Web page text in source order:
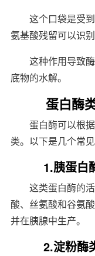
这个口袋是受
氨基酸残留可以识
这种作用导致
底物的水解。
蛋白酶
蛋白酶可以根
类。以下是几个常
1.胰蛋白
这类蛋白酶的
酸、丝氨酸和谷氨
并在胰腺中生产。
2.淀粉酶